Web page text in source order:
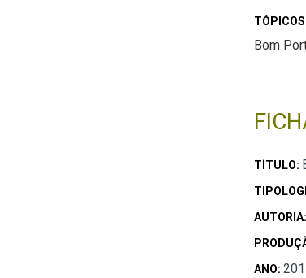
TÓPICOS
Bom
TÍTULO:
AUTORIA:
ANO: